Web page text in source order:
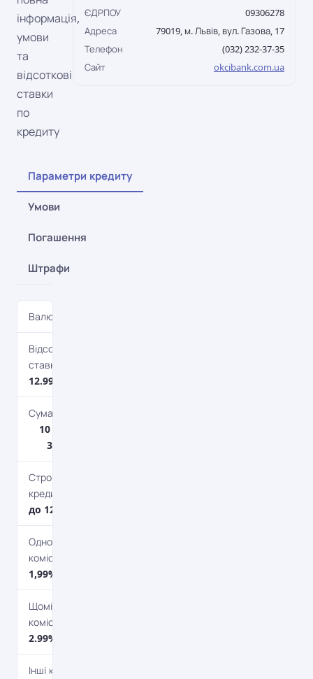
інформація,
умови
та
відсоткові
ставки
по
кредиту
Параметри кредиту
Умови
Погашення
Штрафи
Валюта
Відсоткова
ставка
12.99%
Сума кредиту
10 000 грн. –
30 000 грн.
Строк
кредитування
до 12 міс.
Одноразова
комісія
1,99%
Щомісячна
комісія
2.99%
Інші комісійні
ЄДРПОУ
09306278
Адреса
79019, м. Львів, вул. Газова, 17
Телефон
(032) 232-37-35
Сайт
okcibank.com.ua